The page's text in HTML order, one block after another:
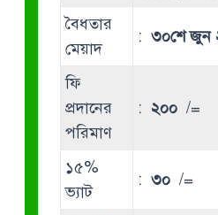
বৈধতার
মেয়াদ
: ৩০শে জুন
ফি
প্রদানের
পরিমাণ
: ২০০/=
১৫%
ভ্যাট
: ৩০/=